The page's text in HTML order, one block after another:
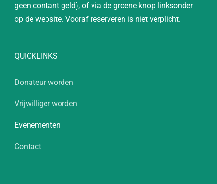
geen contant geld), of via de groene knop linksonder
op de website. Vooraf reserveren is niet verplicht.
QUICKLINKS
Donateur worden
Vrijwilliger worden
Evenementen
Contact